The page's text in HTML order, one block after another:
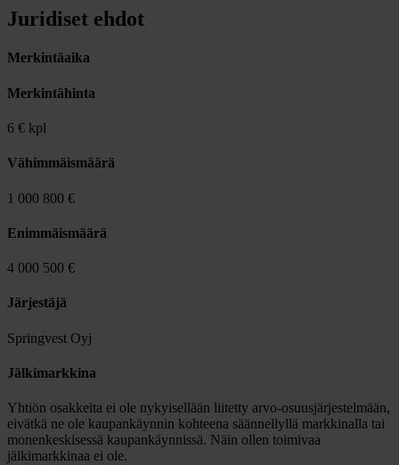
Juridiset ehdot
Merkintäaika
Merkintähinta
6 € kpl
Vähimmäismäärä
1 000 800 €
Enimmäismäärä
4 000 500 €
Järjestäjä
Springvest Oyj
Jälkimarkkina
Yhtiön osakkeita ei ole nykyisellään liitetty arvo-osuusjärjestelmään,
eivätkä ne ole kaupankäynnin kohteena säännellyllä markkinalla tai
monenkeskisessä kaupankäynnissä. Näin ollen toimivaa
jälkimarkkinaa ei ole.